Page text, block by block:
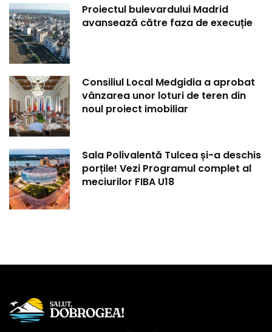
Proiectul bulevardului Madrid
avansează către faza de execuție
Consiliul Local Medgidia a aprobat
vânzarea unor loturi de teren din
noul proiect imobiliar
Sala Polivalentă Tulcea și-a deschis
porțile! Vezi Programul complet al
meciurilor FIBA U18